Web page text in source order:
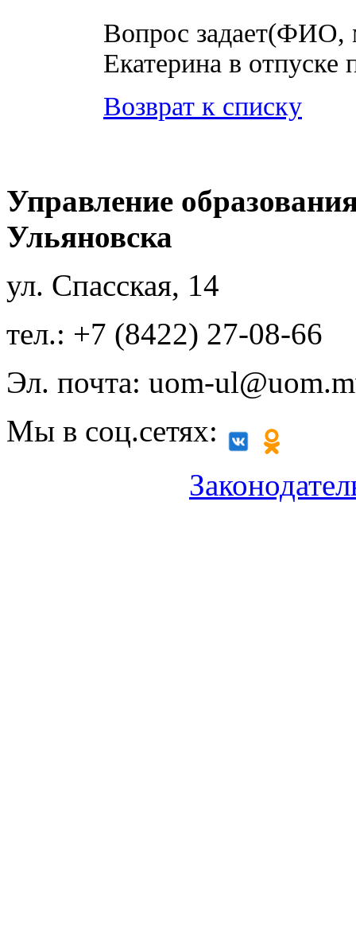
Вопрос задает(ФИО,
Екатерина в отпуске
Возврат к списку
Управление
Ульяновска
ул. Спасская, 14
тел.: +7 (8422) 27-08-66
Эл. почта: uom-
Мы в соц.сетях: